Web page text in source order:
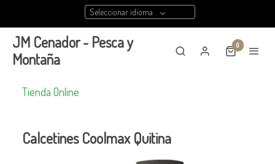
Seleccionar idioma
JM Cenador - Pesca y
Montaña
0
Tienda Online
Calcetines Coolmax Quitina